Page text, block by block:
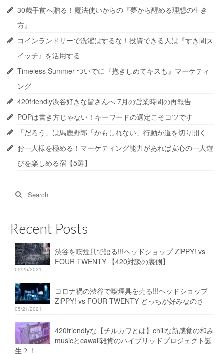
30歳手前へ贈る！魔法使いからの『夢から醒める理想の生き
方』
コインランドリーで洗濯はするな！投資できる人は『すき間ス
イッチ』を活用する
Timeless Summer ついでに『抱きしめてキスも』マーケティ
ング
420friendly渋谷好きな皆さんへ 7月の営業時間の再報告
POPは書き方じゃない！キーワードの選定こそコツです
「だろう」は馬鹿野郎「かもしれない」行動が道を切り開く
お一人様を極める！マーケティング能力があれば安心の一人遊
びを楽しめる宿【5選】
Search
for:
Recent Posts
渋谷を喫煙具で語る!!!ヘッドショップ ZiPPY! vs
FOUR TWENTY 【420対談の裏側】
05/25/2021
コロナ禍の渋谷で喫煙具を売る!!!ヘッドショップ
ZiPPY! vs FOUR TWENTY どっちが好みなのさ
05/21/2021
420friendlyな【チルカワとは】chillな新感覚の和み
musicとcawaii雑貨のハイブリッドプロジェクト誕
生？！